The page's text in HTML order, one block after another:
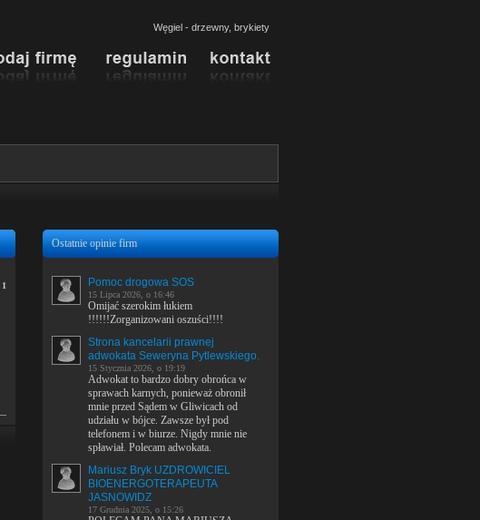
Węgiel - drzewny, brykiety
1
Ostatnie opinie firm
Pomoc drogowa SOS
15 Lipca 2026, o 16:46
Omijać szerokim łukiem
!!!!!!Zorganizowani oszuści!!!!
Strona kancelarii prawnej
adwokata Seweryna Pytlewskiego.
15 Stycznia 2026, o 19:19
Adwokat to bardzo dobry obrońca w
sprawach karnych, ponieważ obronił
mnie przed Sądem w Gliwicach od
udziału w bójce. Zawsze był pod
telefonem i w biurze. Nigdy mnie nie
spławiał. Polecam adwokata.
Mariusz Bryk UZDROWICIEL
BIOENERGOTERAPEUTA
JASNOWIDZ
17 Grudnia 2025, o 15:26